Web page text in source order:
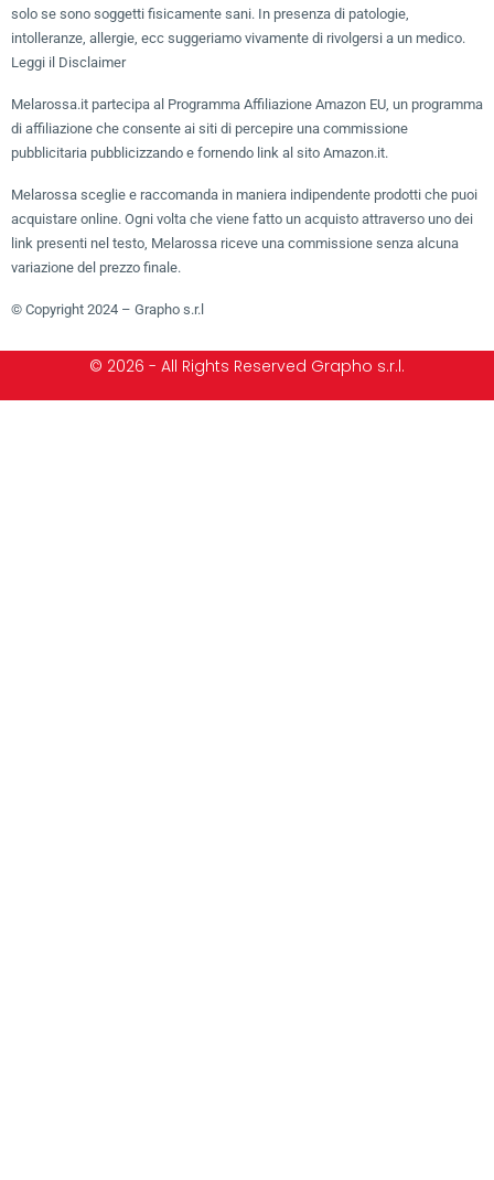
solo se sono soggetti fisicamente sani. In presenza di patologie,
intolleranze, allergie, ecc suggeriamo vivamente di rivolgersi a un medico.
Leggi il Disclaimer
Melarossa.it partecipa al Programma Affiliazione Amazon EU, un programma
di affiliazione che consente ai siti di percepire una commissione
pubblicitaria pubblicizzando e fornendo link al sito Amazon.it.
Melarossa sceglie e raccomanda in maniera indipendente prodotti che puoi
acquistare online. Ogni volta che viene fatto un acquisto attraverso uno dei
link presenti nel testo, Melarossa riceve una commissione senza alcuna
variazione del prezzo finale.
© Copyright 2024 – Grapho s.r.l
© 2026 - All Rights Reserved Grapho s.r.l.